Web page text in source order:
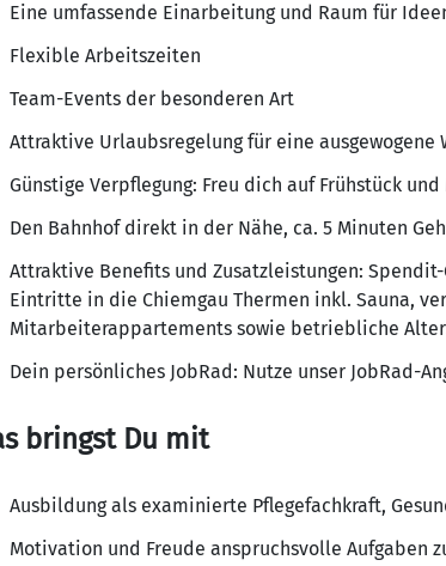
Eine umfassende Einarbeitung und Raum für
Flexible Arbeitszeiten
Team-Events der besonderen Art
Attraktive Urlaubsregelung für eine ausgewogene
Günstige Verpflegung: Freu dich auf Frühstück
Den Bahnhof direkt in der Nähe, ca. 5 Minuten
Attraktive Benefits und Zusatzleistungen:
Eintritte in die Chiemgau Thermen inkl. Sauna,
Mitarbeiterappartements sowie betriebliche
Dein persönliches JobRad: Nutze unser JobRad-
bringst Du mit
Ausbildung als examinierte Pflegefachkraft,
Motivation und Freude anspruchsvolle Aufgaben